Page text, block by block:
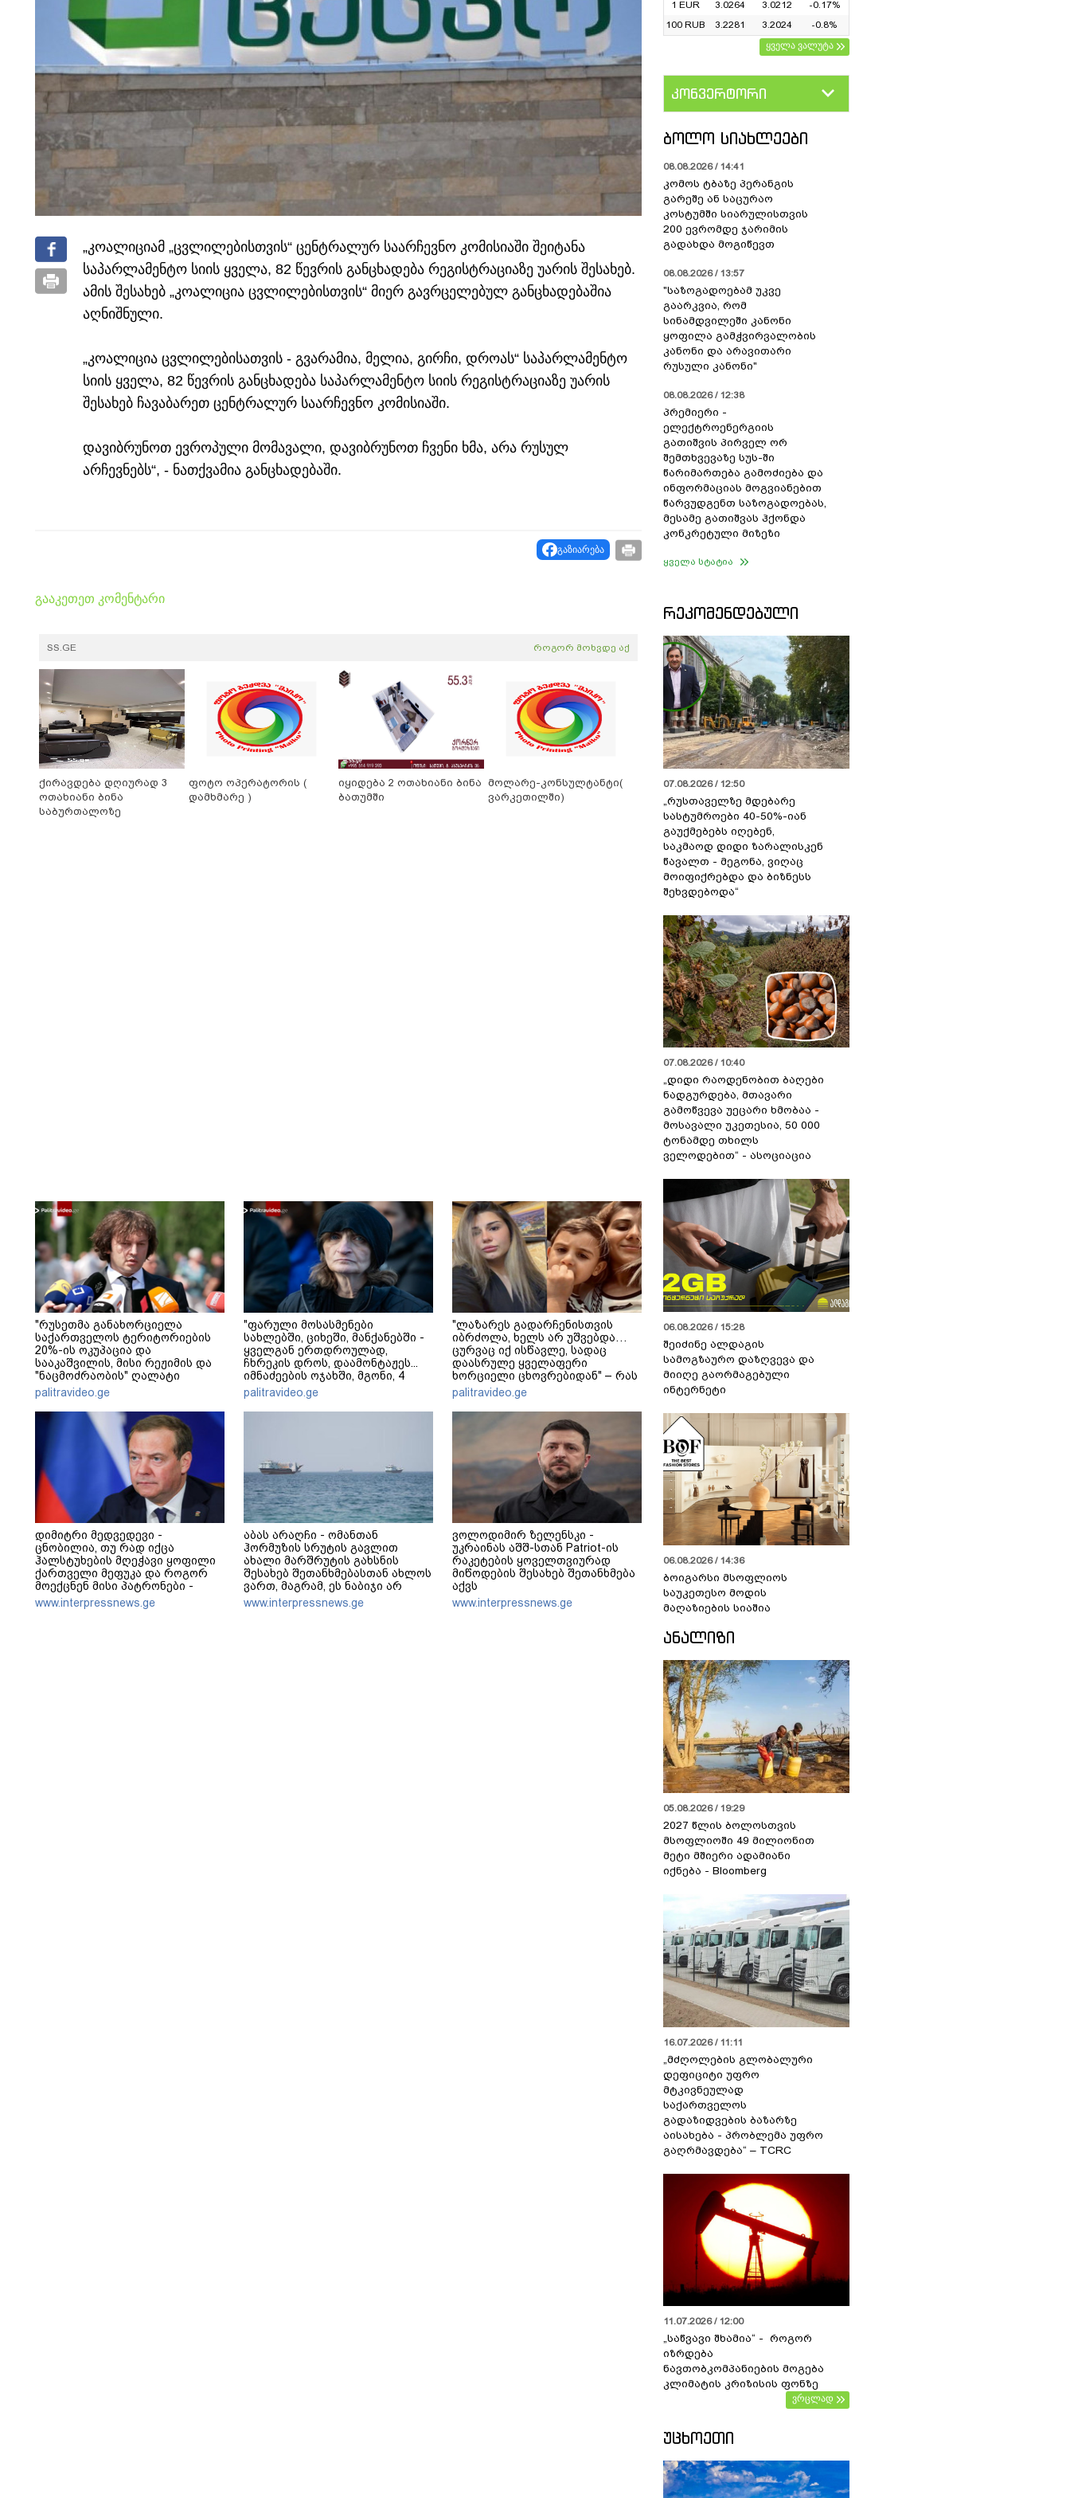
„კოალიციამ „ცვლილებისთვის“ ცენტრალურ საარჩევნო კომისიაში შეიტანა
საპარლამენტო სიის ყველა, 82 წევრის განცხადება რეგისტრაციაზე უარის შესახებ.
ამის შესახებ „კოალიცია ცვლილებისთვის“ მიერ გავრცელებულ განცხადებაშია
აღნიშნული.
„კოალიცია ცვლილებისათვის - გვარამია, მელია, გირჩი, დროას“ საპარლამენტო
სიის ყველა, 82 წევრის განცხადება საპარლამენტო სიის რეგისტრაციაზე უარის
შესახებ ჩავაბარეთ ცენტრალურ საარჩევნო კომისიაში.
დავიბრუნოთ ევროპული მომავალი, დავიბრუნოთ ჩვენი ხმა, არა რუსულ
არჩევნებს“, - ნათქვამია განცხადებაში.
გაზიარება
გააკეთეთ კომენტარი
SS.GE როგორ მოხვდე აქ
ქირავდება დღიურად 3
ოთახიანი ბინა
საბურთალოზე
ფოტო ოპერატორის (
დამხმარე )
იყიდება 2 ოთახიანი ბინა
ბათუმში
მოლარე-კონსულტანტი(
ვარკეთილში)
"რუსეთმა განახორციელა
საქართველოს ტერიტორიების
20%-ის ოკუპაცია და
სააკაშვილის, მისი რეჟიმის და
"ნაცმოძრაობის" ღალატი
ვერანაირად ვერ გადაფარავს
ამ დანაშაულს" - ირაკლი
კობახიძე
palitravideo.ge
"ფარული მოსასმენები
სახლებში, ციხეში, მანქანებში -
ყველგან ერთდროულად,
ჩხრეკის დროს, დაამონტაჟეს...
იმნაძეების ოჯახში, მგონი, 4
მოსასმენი იყო..." - ეკა კუპატაძე
palitravideo.ge
"ლაზარეს გადარჩენისთვის
იბრძოლა, ხელს არ უშვებდა…
ცურვაც იქ ისწავლე, სადაც
დაასრულე ყველაფერი
ხორციელი ცხოვრებიდან" – რას
წერს ხობში დაღუპული დედა-
შვილის ახლობელი?
palitravideo.ge
დიმიტრი მედვედევი -
ცნობილია, თუ რად იქცა
ჰალსტუხების მღეჭავი ყოფილი
ქართველი მეფუკა და როგორ
მოექცნენ მისი პატრონები -
კიეველი სისხლისმღვრელი
ჯამბაზიც თავისი უბადრუკი
www.interpressnews.ge
აბას არაღჩი - ომანთან
ჰორმუზის სრუტის გავლით
ახალი მარშრუტის გახსნის
შესახებ შეთანხმებასთან ახლოს
ვართ, მაგრამ, ეს ნაბიჯი არ
უნდა იქნას გაგებული, როგორც
ჰორმუზის სრუტის ხელახლა
www.interpressnews.ge
ვოლოდიმირ ზელენსკი -
უკრაინას აშშ-სთან Patriot-ის
რაკეტების ყოველთვიურად
მიწოდების შესახებ შეთანხმება
აქვს
www.interpressnews.ge
1 EUR
3.0264 3.0212
-0.17%
100 RUB
3.2281 3.2024
-0.8%
ყველა ვალუტა
კონვერტორი
ᲑᲝᲚᲝ ᲡᲘᲐᲮᲚᲔᲔᲑᲘ
08.08.2026 / 14:41
კომოს ტბაზე პერანგის
გარეშე ან საცურაო
კოსტუმში სიარულისთვის
200 ევრომდე ჯარიმის
გადახდა მოგიწევთ
08.08.2026 / 13:57
"საზოგადოებამ უკვე
გაარკვია, რომ
სინამდვილეში კანონი
ყოფილა გამჭვირვალობის
კანონი და არავითარი
რუსული კანონი"
08.08.2026 / 12:38
პრემიერი -
ელექტროენერგიის
გათიშვის პირველ ორ
შემთხვევაზე სუს-ში
წარიმართება გამოძიება და
ინფორმაციას მოგვიანებით
წარვუდგენთ საზოგადოებას,
მესამე გათიშვას ჰქონდა
კონკრეტული მიზეზი
ყველა სტატია
ᲠᲔᲙᲝᲛᲔᲜᲓᲔᲑᲣᲚᲘ
07.08.2026 / 12:50
„რუსთაველზე მდებარე
სასტუმროები 40-50%-იან
გაუქმებებს იღებენ,
საკმაოდ დიდი ზარალისკენ
წავალთ - მეგონა, ვიღაც
მოიფიქრებდა და ბიზნესს
შეხვდებოდა“
07.08.2026 / 10:40
„დიდი რაოდენობით ბაღები
ნადგურდება, მთავარი
გამოწვევა უეცარი ხმობაა -
მოსავალი უკეთესია, 50 000
ტონამდე თხილს
ველოდებით“ - ასოციაცია
06.08.2026 / 15:28
შეიძინე ალდაგის
სამოგზაურო დაზღვევა და
მიიღე გაორმაგებული
ინტერნეტი
06.08.2026 / 14:36
ბოიგარსი მსოფლიოს
საუკეთესო მოდის
მაღაზიების სიაშია
ᲐᲜᲐᲚᲘᲖᲘ
05.08.2026 / 19:29
2027 წლის ბოლოსთვის
მსოფლიოში 49 მილიონით
მეტი მშიერი ადამიანი
იქნება - Bloomberg
16.07.2026 / 11:11
„მძღოლების გლობალური
დეფიციტი უფრო
მტკივნეულად
საქართველოს
გადაზიდვების ბაზარზე
აისახება - პრობლემა უფრო
გაღრმავდება“ – TCRC
11.07.2026 / 12:00
„საწვავი შხამია“ - როგორ
იზრდება
ნავთობკომპანიების მოგება
კლიმატის კრიზისის ფონზე
ვრცლად
ᲣᲪᲮᲝᲔᲗᲘ